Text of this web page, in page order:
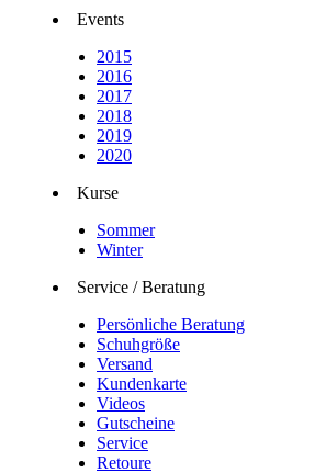
Events
2015
2016
2017
2018
2019
2020
Kurse
Sommer
Winter
Service / Beratung
Persönliche Beratung
Schuhgröße
Versand
Kundenkarte
Videos
Gutscheine
Service
Retoure